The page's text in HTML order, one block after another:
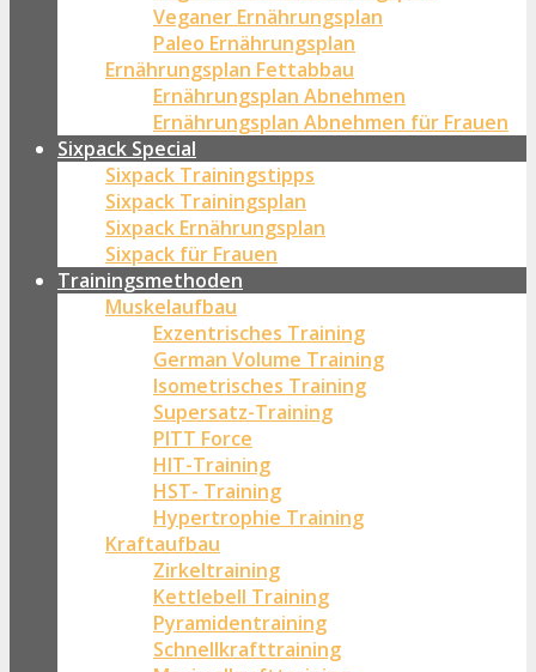
Veganer Ernährungsplan
Paleo Ernährungsplan
Ernährungsplan Fettabbau
Ernährungsplan Abnehmen
Ernährungsplan Abnehmen für Frauen
Sixpack Special
Sixpack Trainingstipps
Sixpack Trainingsplan
Sixpack Ernährungsplan
Sixpack für Frauen
Trainingsmethoden
Muskelaufbau
Exzentrisches Training
German Volume Training
Isometrisches Training
Supersatz-Training
PITT Force
HIT-Training
HST- Training
Hypertrophie Training
Kraftaufbau
Zirkeltraining
Kettlebell Training
Pyramidentraining
Schnellkrafttraining